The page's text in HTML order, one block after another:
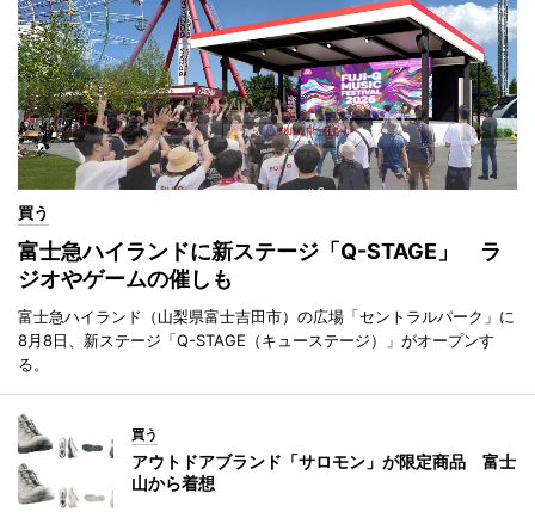
買う
富士急ハイランドに新ステージ「Q-STAGE」 ラ
ジオやゲームの催しも
富士急ハイランド（山梨県富士吉田市）の広場「セントラルパーク」に
8月8日、新ステージ「Q-STAGE（キューステージ）」がオープンす
る。
買う
アウトドアブランド「サロモン」が限定商品 富士
山から着想